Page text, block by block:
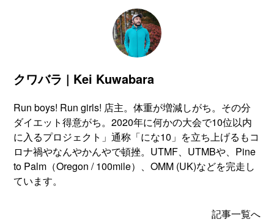
クワバラ | Kei Kuwabara
Run boys! Run girls! 店主。体重が増減しがち。その分
ダイエット得意がち。2020年に何かの大会で10位以内
に入るプロジェクト」通称「にな10」を立ち上げるもコ
ロナ禍やなんやかんやで頓挫。UTMF、UTMBや、Pine
to Palm（Oregon / 100mile）、OMM (UK)などを完走し
ています。
記事一覧へ